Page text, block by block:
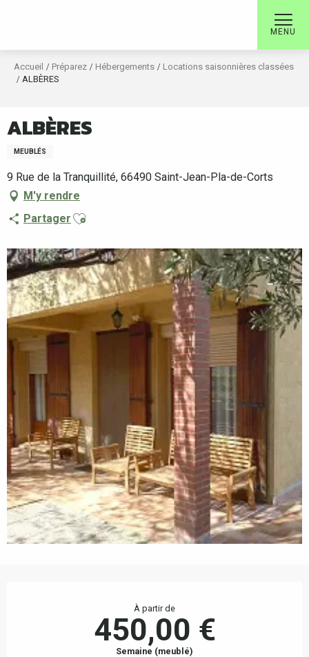
MENU
Accueil Préparez Hébergements
Locations saisonnières classées
ALBÈRES
ALBÈRES
MEUBLÉS
9 Rue de la Tranquillité, 66490 Saint-Jean-Pla-de-Corts
M'y rendre
Partager Ajouter aux favoris
À partir de
450,00 €
Semaine (meublé)